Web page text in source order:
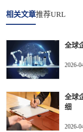
相关文章推荐URL
全球
2026-
全球
细
2026-